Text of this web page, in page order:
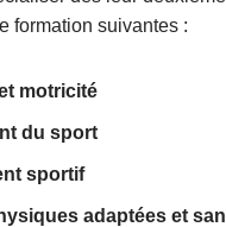
formation suivantes :
motricité
du sport
sportif
adaptées et